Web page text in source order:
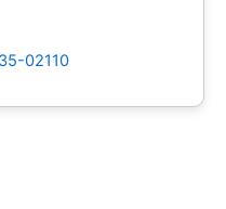
02110